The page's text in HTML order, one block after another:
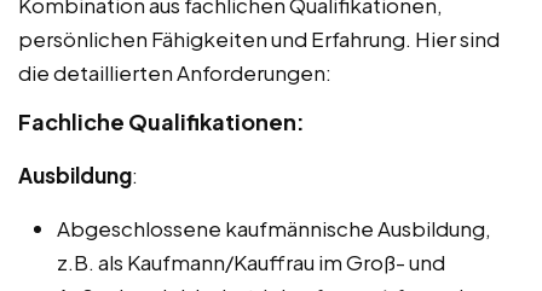
persönlichen Fähigkeiten und Erfahrung. Hier sind
die detaillierten Anforderungen:
Fachliche Qualifikationen:
Ausbildung:
Abgeschlossene kaufmännische Ausbildung,
z.B. als Kaufmann/Kauffrau im Groß- und